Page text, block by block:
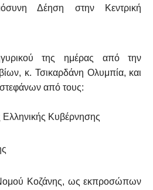
Δέηση στην Κεντρική
της ημέρας από την
κ. Τσικαρδάνη Ολυμπία, και
από τους:
Κυβέρνησης
Κοζάνης, ως εκπροσώπων